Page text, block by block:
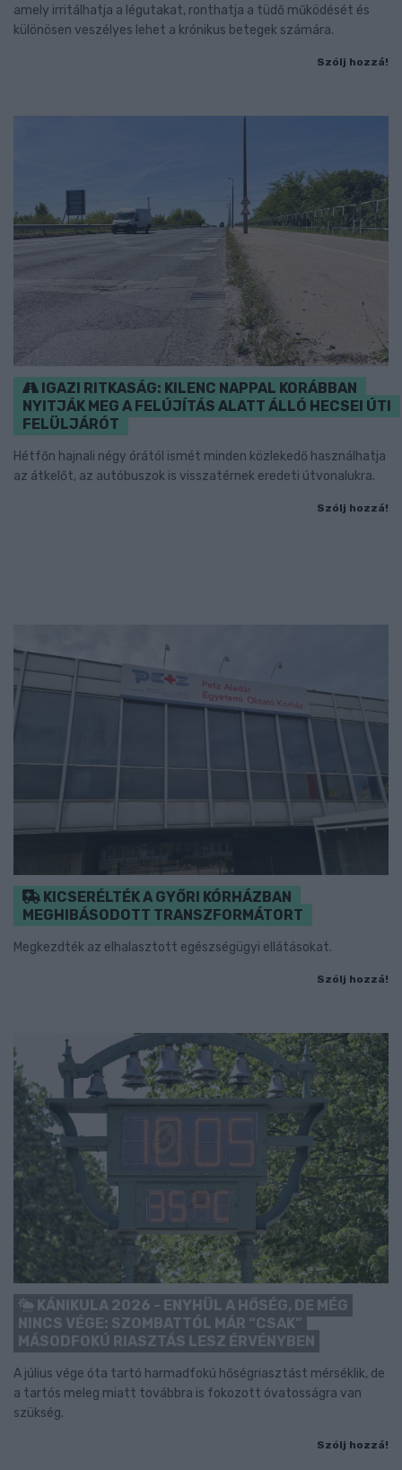
amely irritálhatja a légutakat, ronthatja a tüdő működését és
különösen veszélyes lehet a krónikus betegek számára.
Szólj hozzá!
IGAZI RITKASÁG: KILENC NAPPAL KORÁBBAN
NYITJÁK MEG A FELÚJÍTÁS ALATT ÁLLÓ HECSEI ÚTI
FELÜLJÁRÓT
Hétfőn hajnali négy órától ismét minden közlekedő használhatja
az átkelőt, az autóbuszok is visszatérnek eredeti útvonalukra.
Szólj hozzá!
KICSERÉLTÉK A GYŐRI KÓRHÁZBAN
MEGHIBÁSODOTT TRANSZFORMÁTORT
Megkezdték az elhalasztott egészségügyi ellátásokat.
Szólj hozzá!
KÁNIKULA 2026 - ENYHÜL A HŐSÉG, DE MÉG
NINCS VÉGE: SZOMBATTÓL MÁR “CSAK”
MÁSODFOKÚ RIASZTÁS LESZ ÉRVÉNYBEN
A július vége óta tartó harmadfokú hőségriasztást mérséklik, de
a tartós meleg miatt továbbra is fokozott óvatosságra van
szükség.
Szólj hozzá!